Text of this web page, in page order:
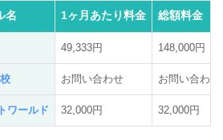
名 1ヶ月あたり料金 総額料金
49,333円 148,000円
お問い合わせ お問い合わせ
ワールド 32,000円 32,000円